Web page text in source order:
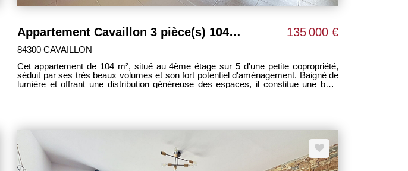
Appartement Cavaillon 3 pièce(s) 104 m2 135 000 €
84300 CAVAILLON
Cet appartement de 104 m², situé au 4ème étage sur 5 d'une petite copropriété,
séduit par ses très beaux volumes et son fort potentiel d'aménagement. Baigné de
lumière et offrant une distribution généreuse des espaces, il constitue une belle
vie confortable et fonctionnel au sein d'un environnement calme et recherché avec
ses deux balcons. Il est situé dans le centre ville de cavaillon permettant ainsi de
jouir de toutes les commodités au pied de chez soit.